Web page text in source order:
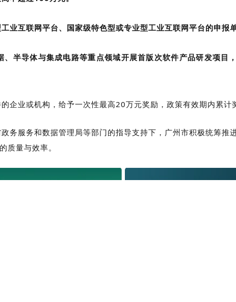
业互联网平台、国家级特色型或专业型工业互联网平台的申报
半导体与集成电路等重点领域开展首版次软件产品研发项目
企业或机构，给予一次性最高20万元奖励，政策有效期内累计
务服务和数据管理局等部门的指导支持下，广州市积极统筹推
质量与效率。